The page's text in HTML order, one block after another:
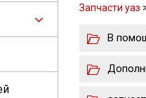
Запчасти уаз
В